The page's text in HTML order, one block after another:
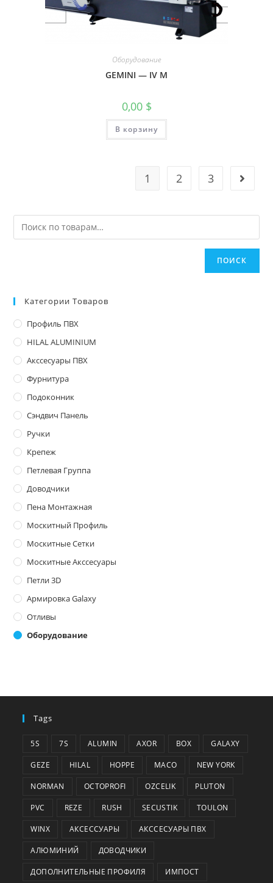
Оборудование
GEMINI — IV M
0,00 $
В корзину
1 2 3
ПОИСК
Категории Товаров
Профиль ПВХ
HILAL ALUMINIUM
Акссесуары ПВХ
Фурнитура
Подоконник
Сэндвич Панель
Ручки
Крепеж
Петлевая Группа
Доводчики
Пена Монтажная
Москитный Профиль
Москитные Сетки
Москитные Акссесуары
Петли 3D
Армировка Galaxy
Отливы
Оборудование
Tags
5S 7S ALUMIN AXOR BOX GALAXY
GEZE HILAL HOPPE MACO NEW YORK
NORMAN OCTOPROFI OZCELIK PLUTON
PVC REZE RUSH SECUSTIK TOULON
WINX АКСЕССУАРЫ АКССЕСУАРЫ ПВХ
АЛЮМИНИЙ ДОВОДЧИКИ
ДОПОЛНИТЕЛЬНЫЕ ПРОФИЛЯ ИМПОСТ